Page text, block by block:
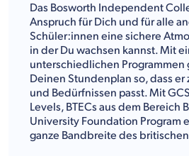
Das Bosworth Independent
Anspruch für Dich und für alle
Schüler:innen eine sichere
in der Du wachsen kannst. Mit
unterschiedlichen Programmen
Deinen Stundenplan so, dass er
und Bedürfnissen passt. Mit
Levels, BTECs aus dem Bereich
University Foundation Program
ganze Bandbreite des